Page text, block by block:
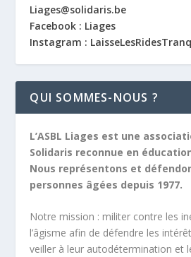
Liages@solidaris.be
Facebook : Liages
Instagram :
QUI SOMMES-NOUS ?
L’ASBL Liages est une
Solidaris reconnue en
Nous représentons et
personnes âgées depuis 1977.
Notre mission : militer contre les
l’âgisme afin de défendre les
veiller à leur autodétermination et